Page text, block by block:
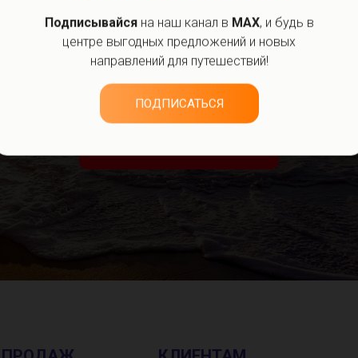
заявку. Перезвоним, уточним,
+7
ПОЛУЧИТЬ
подтверждаете, что ознакомились
конфиденциальности
Подписывайсяна наш канал в MAX, и будь в
центре выгодных предложений и новых
направлений для путешествий!
ПОДПИСАТЬСЯ